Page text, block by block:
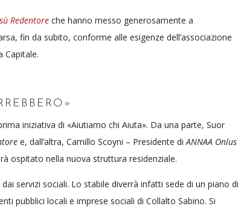
Redentore che hanno messo generosamente a
fin da subito, conforme alle esigenze dell’associazione
Capitale.
iniziativa di «Aiutiamo chi Aiuta». Da una parte, Suor
e, dall’altra, Camillo Scoyni – Presidente diANNAA Onlus
ospitato nella nuova struttura residenziale.
servizi sociali. Lo stabile diverrà infatti sede di un piano di
pubblici locali e imprese sociali di Collalto Sabino. Si